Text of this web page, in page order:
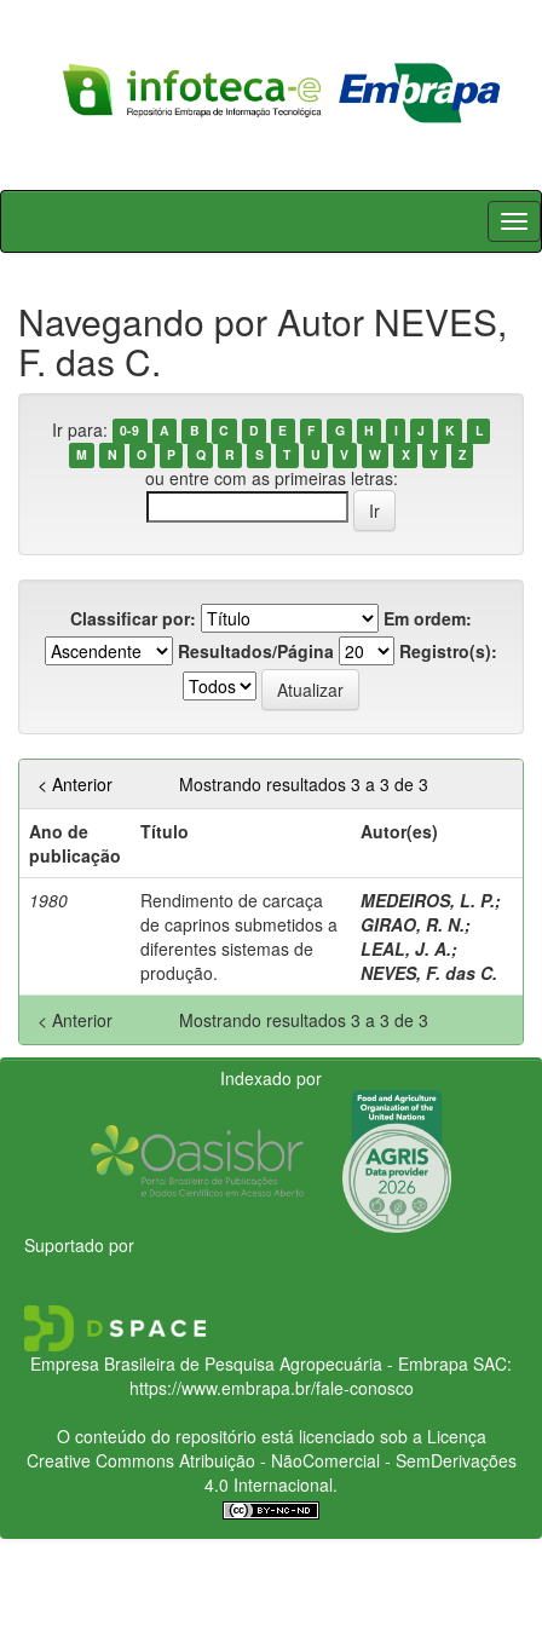
Skip
Navegando por Autor NEVES,
F. das C.
Ir para: 0-9 A B C D E F G H I J K
L
M
N O P Q R S T U V W X Y Z
ou entre com as primeiras letras:
Classificar por:
Em ordem:
Resultados/Página
Registro(s):
Mostrando resultados 3 a 3 de 3
< Anterior
Ano de
publicação
Título Autor(es)
1980
Rendimento de carcaça
de caprinos submetidos a
diferentes sistemas de
produção.
MEDEIROS, L. P.;
GIRAO, R. N.;
LEAL, J. A.;
NEVES, F. das C.
Mostrando resultados 3 a 3 de 3
< Anterior
Indexado por
Suportado por
Empresa Brasileira de Pesquisa Agropecuária - Embrapa SAC:
https://www.embrapa.br/fale-conosco
O conteúdo do repositório está licenciado sob a Licença
Creative CommonsAtribuição - NãoComercial - SemDerivações
4.0 Internacional.